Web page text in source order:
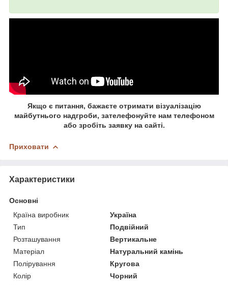
Якщо є питання, бажаєте отримати візуалізацію
майбутнього надгроби, зателефонуйте нам телефоном
або зробіть заявку на сайті.
Приховати
Характеристики
Основні
Країна виробник
Україна
Тип
Подвійний
Розташування
Вертикальне
Матеріал
Натуральний камінь
Полірування
Кругова
Колір
Чорний